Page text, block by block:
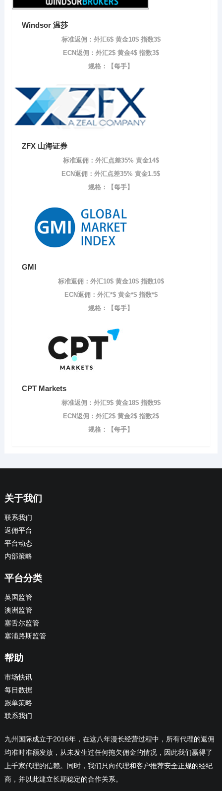
Windsor 温莎
标准返佣：外汇6$ 黄金10$ 指数3$
ECN返佣：外汇2$ 黄金4$ 指数3$
规格：【每手】
ZFX 山海证券
标准返佣：外汇点差35% 黄金14$
ECN返佣：外汇点差35% 黄金1.5$
规格：【每手】
GMI
标准返佣：外汇10$ 黄金10$ 指数10$
ECN返佣：外汇*$ 黄金*$ 指数*$
规格：【每手】
CPT Markets
标准返佣：外汇9$ 黄金18$ 指数9$
ECN返佣：外汇2$ 黄金2$ 指数2$
规格：【每手】
关于我们
联系我们
返佣平台
平台动态
内部策略
平台分类
英国监管
澳洲监管
塞舌尔监管
塞浦路斯监管
帮助
市场快讯
每日数据
跟单策略
联系我们
九州国际成立于2016年，在这八年漫长经营过程中，所有代理的返佣
均准时准额发放，从未发生过任何拖欠佣金的情况，因此我们赢得了
上千家代理的信赖。同时，我们只向代理和客户推荐安全正规的经纪
商，并以此建立长期稳定的合作关系。